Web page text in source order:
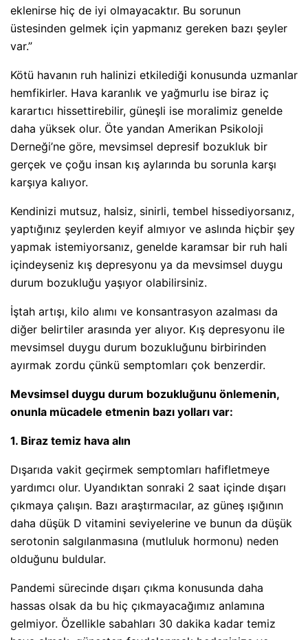
eklenirse hiç de iyi olmayacaktır. Bu sorunun
üstesinden gelmek için yapmanız gereken bazı şeyler
var.”
Kötü havanın ruh halinizi etkilediği konusunda uzmanlar
hemfikirler. Hava karanlık ve yağmurlu ise biraz iç
karartıcı hissettirebilir, güneşli ise moralimiz genelde
daha yüksek olur. Öte yandan Amerikan Psikoloji
Derneği’ne göre, mevsimsel depresif bozukluk bir
gerçek ve çoğu insan kış aylarında bu sorunla karşı
karşıya kalıyor.
Kendinizi mutsuz, halsiz, sinirli, tembel hissediyorsanız,
yaptığınız şeylerden keyif almıyor ve aslında hiçbir şey
yapmak istemiyorsanız, genelde karamsar bir ruh hali
içindeyseniz kış depresyonu ya da mevsimsel duygu
durum bozukluğu yaşıyor olabilirsiniz.
İştah artışı, kilo alımı ve konsantrasyon azalması da
diğer belirtiler arasında yer alıyor. Kış depresyonu ile
mevsimsel duygu durum bozukluğunu birbirinden
ayırmak zordu çünkü semptomları çok benzerdir.
Mevsimsel duygu durum bozukluğunu önlemenin,
onunla mücadele etmenin bazı yolları var:
1. Biraz temiz hava alın
Dışarıda vakit geçirmek semptomları hafifletmeye
yardımcı olur. Uyandıktan sonraki 2 saat içinde dışarı
çıkmaya çalışın. Bazı araştırmacılar, az güneş ışığının
daha düşük D vitamini seviyelerine ve bunun da düşük
serotonin salgılanmasına (mutluluk hormonu) neden
olduğunu buldular.
Pandemi sürecinde dışarı çıkma konusunda daha
hassas olsak da bu hiç çıkmayacağımız anlamına
gelmiyor. Özellikle sabahları 30 dakika kadar temiz